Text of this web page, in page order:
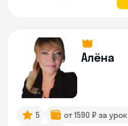
Алёна
5 от 1590 ₽ за урок